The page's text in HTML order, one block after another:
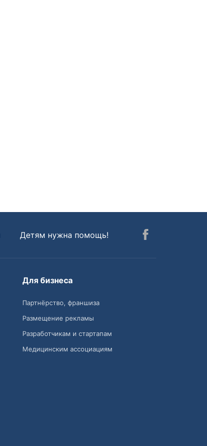
Детям нужна помощь!
Для бизнеса
Партнёрство, франшиза
Размещение рекламы
Разработчикам и стартапам
Медицинским ассоциациям